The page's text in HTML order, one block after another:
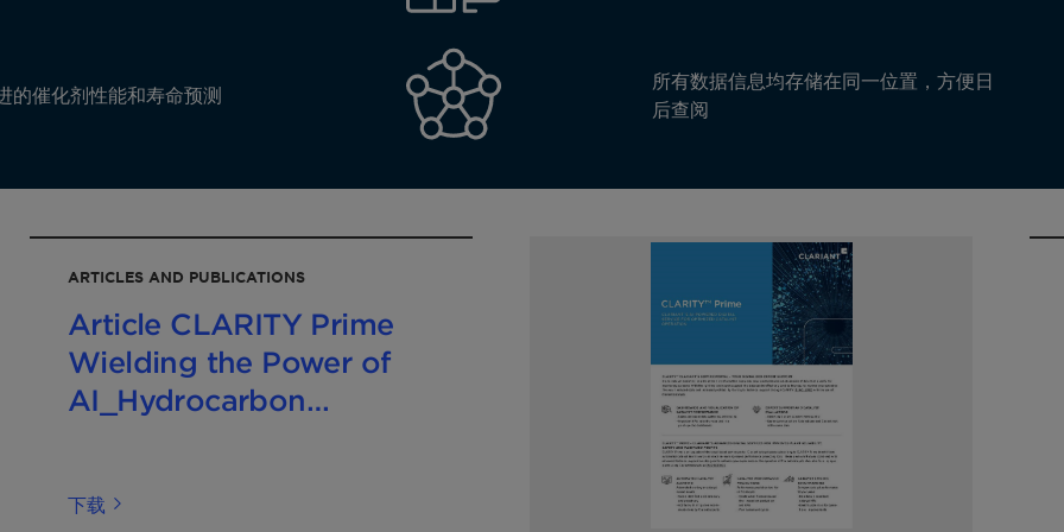
的催化剂性能和寿命预测
所有数据信息均存储在同一位置，方便日
后查阅
ARTICLES AND PUBLICATIONS
Article CLARITY Prime
Wielding the Power of
AI_Hydrocarbon
下载